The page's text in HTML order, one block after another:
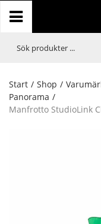
Start / Shop /
Panorama /
Manfrotto StudioLink